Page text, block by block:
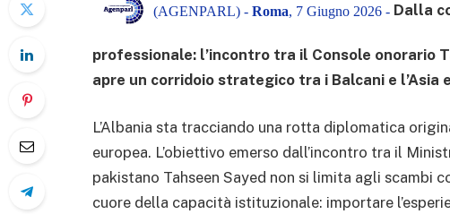
(AGENPARL) - Roma, 7 Giugno 2026 - Dalla
professionale: l’incontro tra il Console onorario
apre un corridoio strategico tra i Balcani e l’Asia
L’Albania sta tracciando una rotta diplomatica
europea. L’obiettivo emerso dall’incontro tra il
pakistano Tahseen Sayed non si limita agli scambi
cuore della capacità istituzionale: importare